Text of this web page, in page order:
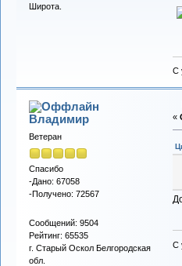
Широта.
С
Владимиp
Ветеран
Спасибо
-Дано: 67058
-Получено: 72567
Сообщений: 9504
Рейтинг: 65535
г. Старый Оскол Белгородская
обл.
«
С